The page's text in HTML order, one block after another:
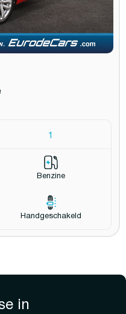
1
Benzine
Handgeschakeld
in